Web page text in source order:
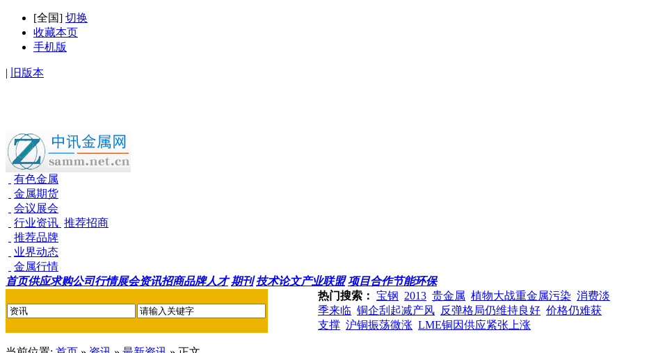
[全国] 切换
收藏本页
手机版
| 旧版本
有色金属
金属期货
会议展会
行业资讯
推荐品牌
业界动态
金属行情
推荐招商
首页供应求购公司行情展会资讯招商品牌人才 期刊 技术论文产业联盟 项目合作节能环保
热门搜索： 宝钢 2013 贵金属 植物大战重金属污染 消费淡
季来临 铜企刮起减产风 反弹格局仍维持良好 价格仍难获
支撑 沪铜振荡微涨 LME铜因供应紧张上涨